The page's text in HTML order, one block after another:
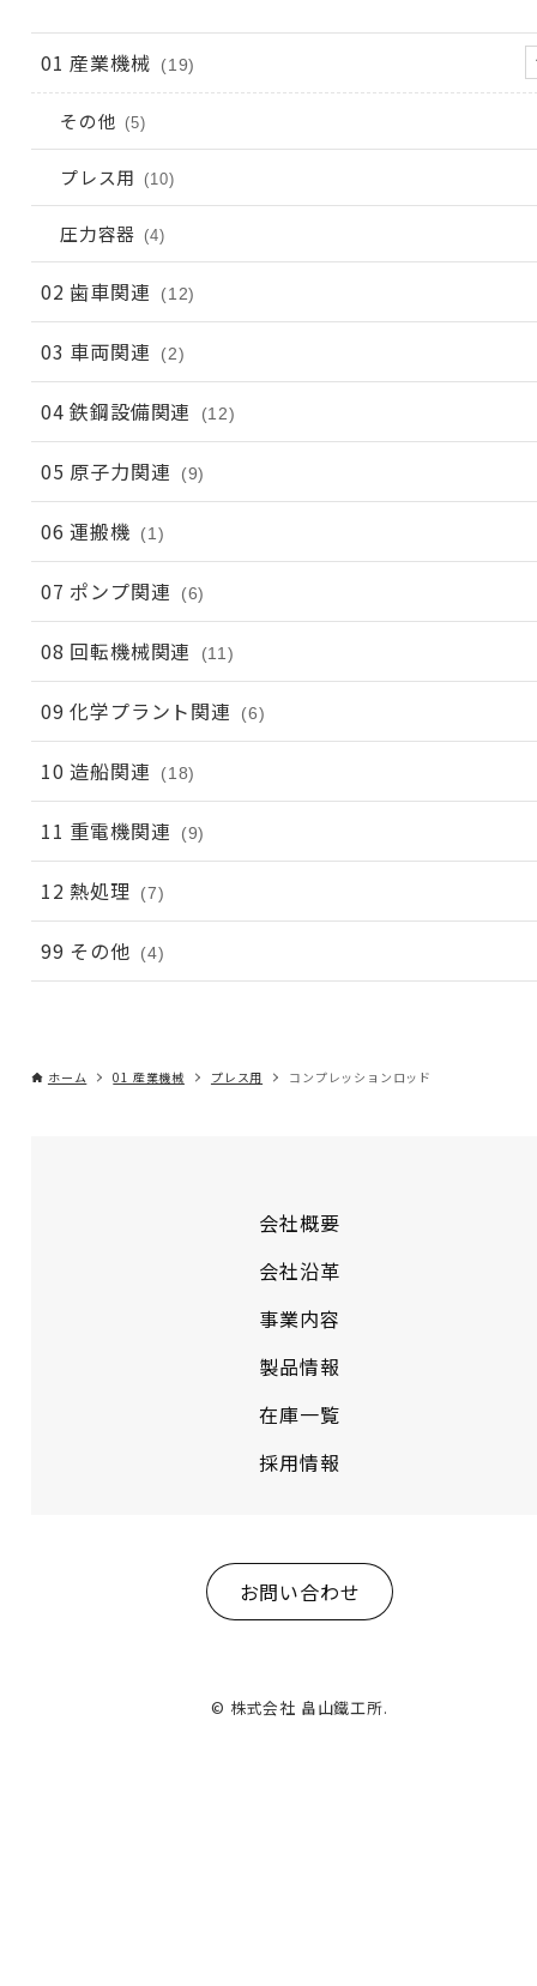
01 産業機械 (19)
その他 (5)
プレス用 (10)
圧力容器 (4)
02 歯車関連 (12)
03 車両関連 (2)
04 鉄鋼設備関連 (12)
05 原子力関連 (9)
06 運搬機 (1)
07 ポンプ関連 (6)
08 回転機械関連 (11)
09 化学プラント関連 (6)
10 造船関連 (18)
11 重電機関連 (9)
12 熱処理 (7)
99 その他 (4)
ホーム 01 産業機械 プレス用 コンプレッションロッド
会社概要
会社沿革
事業内容
製品情報
在庫一覧
採用情報
お問い合わせ
© 株式会社 畠山鐵工所.